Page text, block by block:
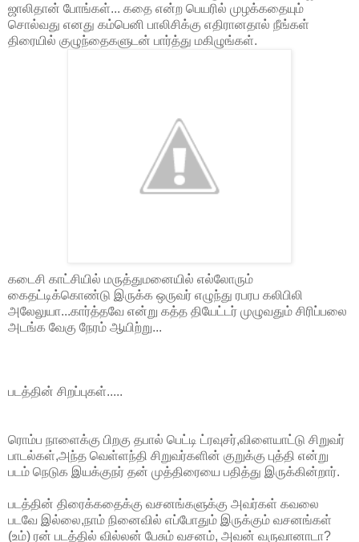
ஜாலிதான் போங்கள்... கதை என்ற பெயரில் முழக்கதையும்
சொல்வது எனது கம்பெனி பாலிசிக்கு எதிரானதால் நீங்கள்
திரையில் குழுந்தைகளுடன் பார்த்து மகிழுங்கள்.
கடைசி காட்சியில் மருத்துமனையில் எல்லோரும்
கைதட்டிக்கொண்டு இருக்க ஒருவர் எழுந்து ரபரப கலிபிலி
அலேலுயா...கார்த்தவே என்று கத்த தியேட்டர் முழுவதும் சிரிப்பலை
அடங்க வேகு நேரம் ஆயிற்று...
படத்தின் சிறப்புகள்.....
ரொம்ப நாளைக்கு பிறகு தபால் பெட்டி ட்ரவுசர்,விளையாட்டு சிறுவர்
பாடல்கள்,அந்த வெள்ளந்தி சிறுவர்களின் குறுக்கு புத்தி என்று
படம் நெடுக இயக்குநர் தன் முத்திரையை பதித்து இருக்கின்றார்.
படத்தின் திரைக்கதைக்கு வசனங்களுக்கு அவர்கள் கவலை
படவே இல்லை,நாம் நினைவில் எப்போதும் இருக்கும் வசனங்கள்
(உம்) ரன் படத்தில் வில்லன் பேசும் வசனம், அவன் வருவானாடா?